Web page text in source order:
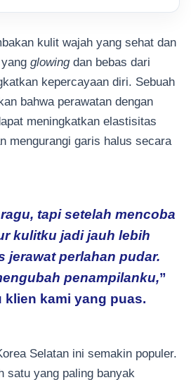
kulit wajah yang sehat dan
glowingdan bebas dari
kepercayaan diri. Sebuah
bahwa perawatan dengan
meningkatkan elastisitas
mengurangi garis halus secara
tapi setelah mencoba
kulitku jadi jauh lebih
jerawat perlahan pudar.
penampilanku,”
klien kami yang puas.
Selatan ini semakin populer.
satu yang paling banyak